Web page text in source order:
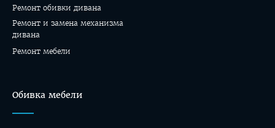
Ремонт обивки дивана
Ремонт и замена механизма
дивана
Ремонт мебели
Обивка мебели